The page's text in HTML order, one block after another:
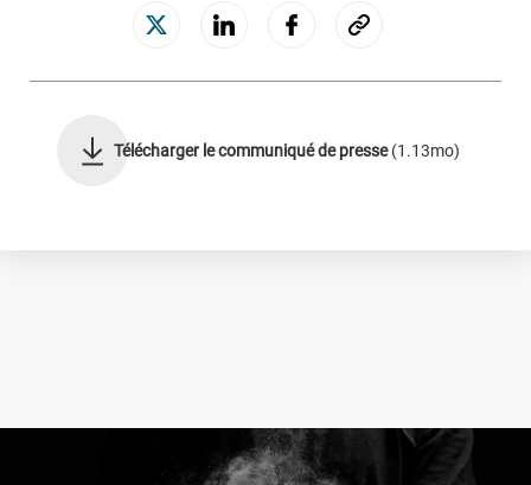
Gestion des encours sains
Recouvrement amiableTélécharger le communiqué de presse(1.13mo)